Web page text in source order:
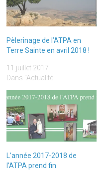
Pèlerinage de l’ATPA en
Terre Sainte en avril 2018 !
11 juillet 2017
Dans "Actualité"
L’année 2017-2018 de
l’ATPA prend fin